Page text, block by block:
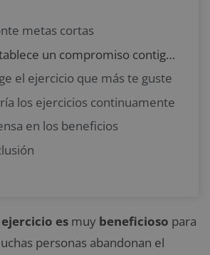
metas cortas
2. Establece un compromiso contigo mismo
el ejercicio que más te guste
los ejercicios continuamente
en los beneficios
ejercicio es muy beneficioso para
personas abandonan el